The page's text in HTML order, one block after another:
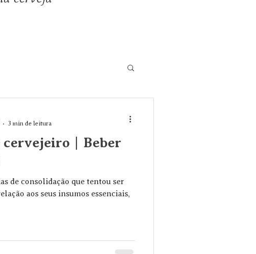
| Beber
de consolidação que tentou ser
aos seus insumos essenciais,
3 min de leitura